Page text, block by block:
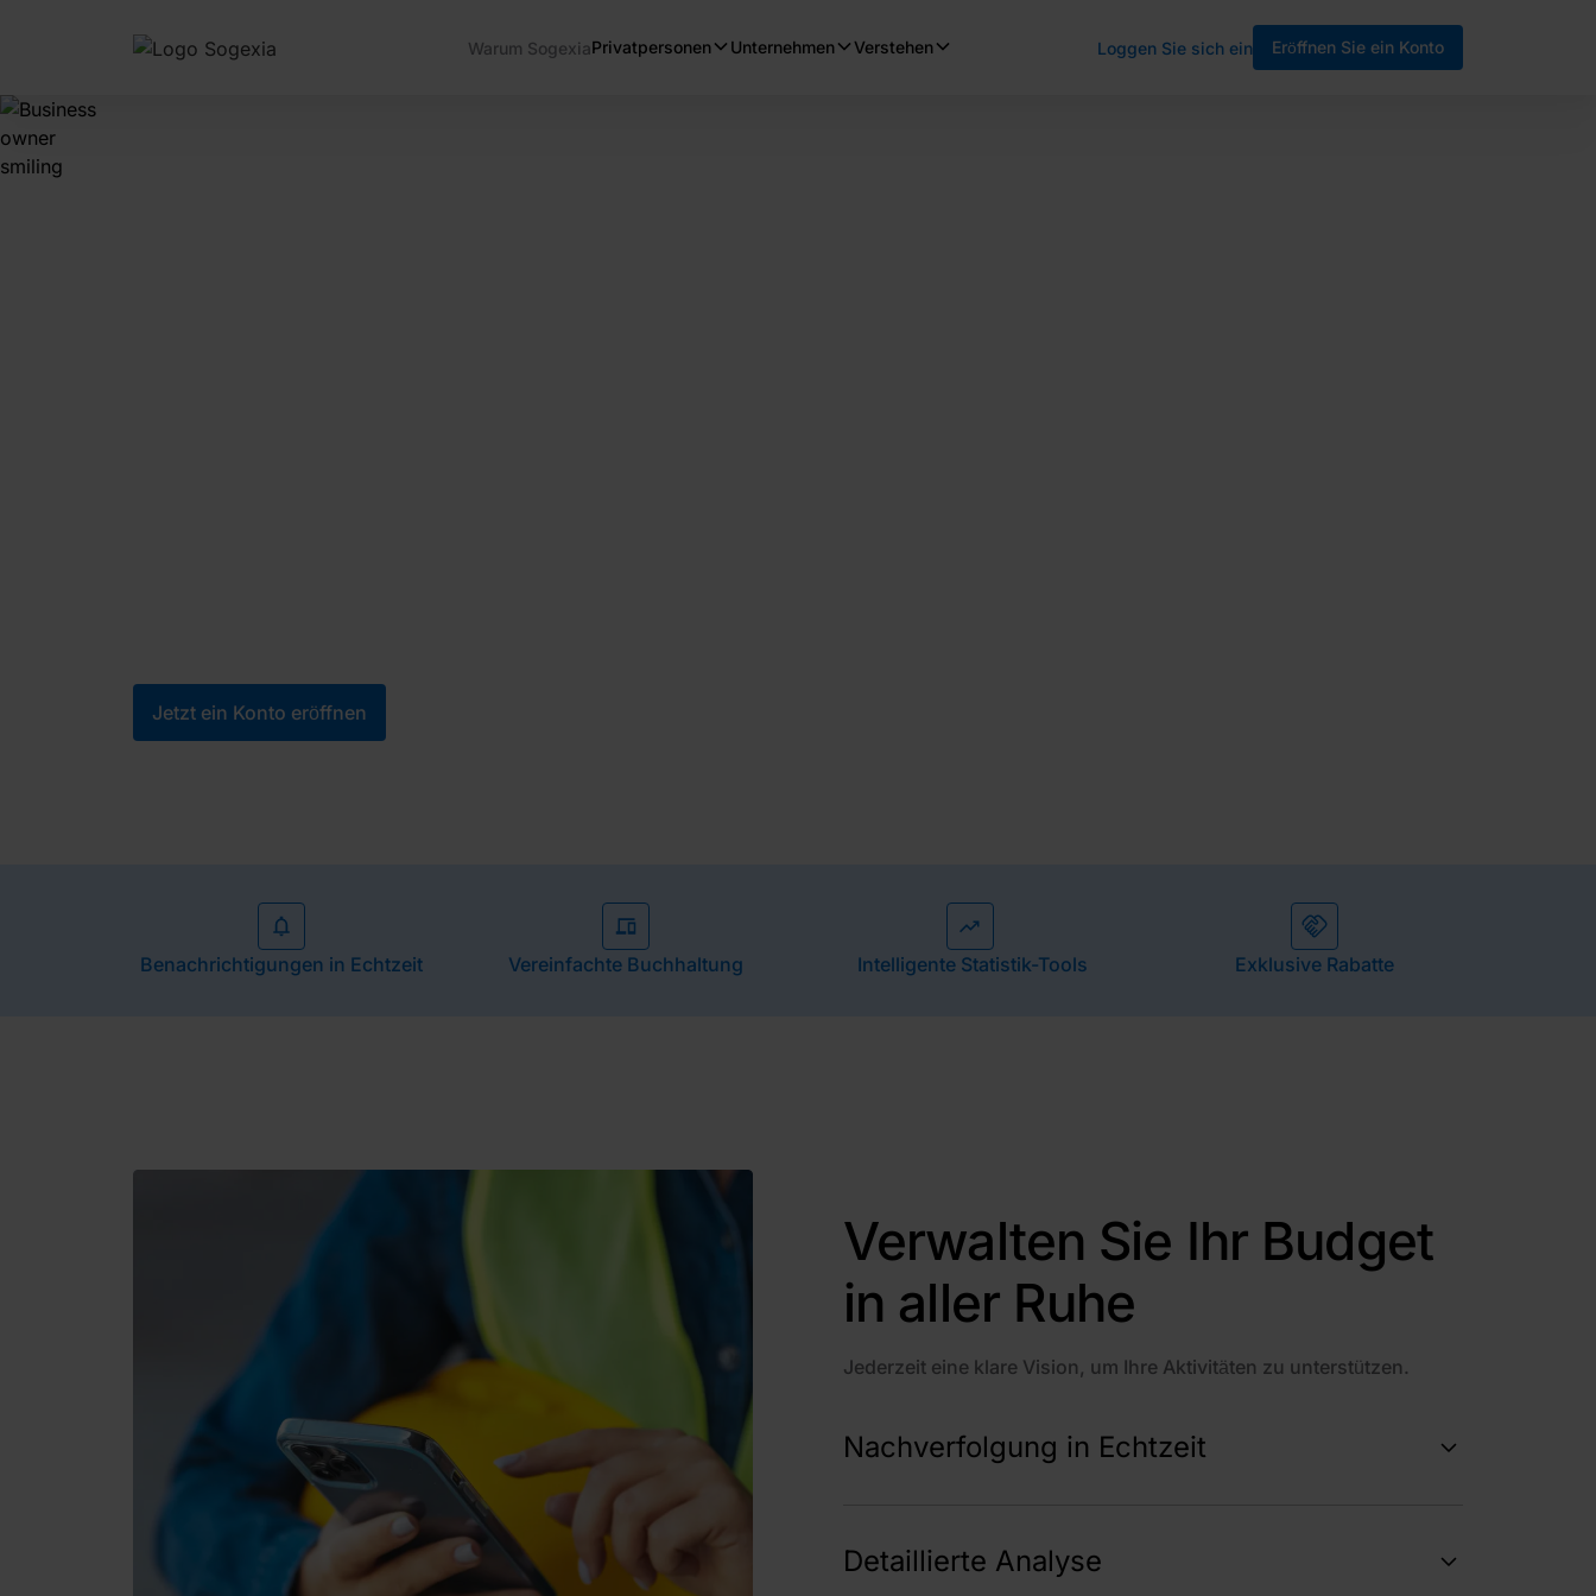
Warum SogexiaPrivatpersonen Unternehmen Verstehen Loggen Sie sich ein Eröffnen Sie ein Konto
Jetzt ein Konto eröffnen
Benachrichtigungen in Echtzeit Vereinfachte Buchhaltung Intelligente Statistik-Tools Exklusive Rabatte
Verwalten Sie Ihr Budget
in aller Ruhe
Jederzeit eine klare Vision, um Ihre Aktivitäten zu unterstützen.
Nachverfolgung in Echtzeit
Warnmeldungen keine einzige Kontobewegung, die Ihre Finanzen in
Schieflage bringen könnte.
Detaillierte Analyse